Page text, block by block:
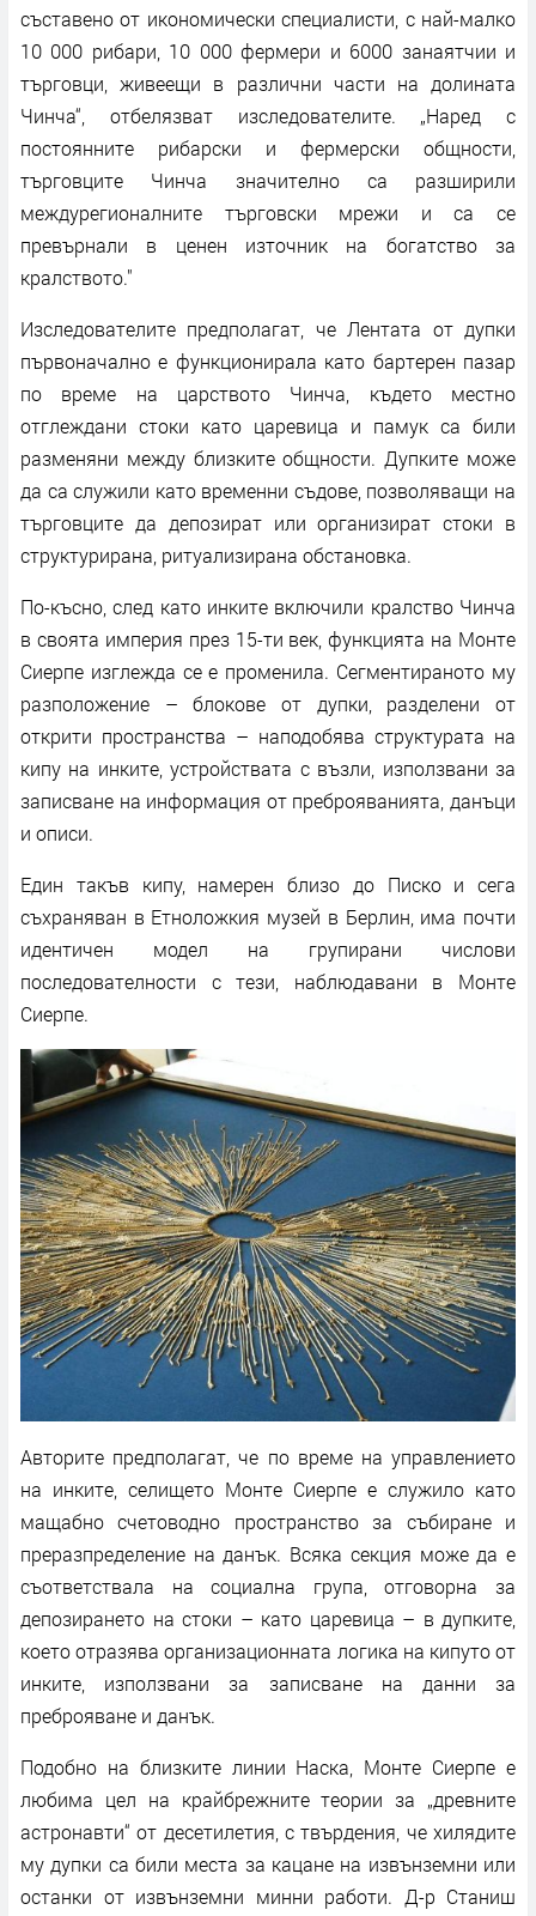
съставено от икономически специалисти, с най-малко
10 000 рибари, 10 000 фермери и 6000 занаятчии и
търговци, живеещи в различни части на долината
Чинча“, отбелязват изследователите. „Наред с
постоянните рибарски и фермерски общности,
търговците Чинча значително са разширили
междурегионалните търговски мрежи и са се
превърнали в ценен източник на богатство за
кралството."
Изследователите предполагат, че Лентата от дупки
първоначално е функционирала като бартерен пазар
по време на царството Чинча, където местно
отглеждани стоки като царевица и памук са били
разменяни между близките общности. Дупките може
да са служили като временни съдове, позволяващи на
търговците да депозират или организират стоки в
структурирана, ритуализирана обстановка.
По-късно, след като инките включили кралство Чинча
в своята империя през 15-ти век, функцията на Монте
Сиерпе изглежда се е променила. Сегментираното му
разположение – блокове от дупки, разделени от
открити пространства – наподобява структурата на
кипу на инките, устройствата с възли, използвани за
записване на информация от преброяванията, данъци
и описи.
Един такъв кипу, намерен близо до Писко и сега
съхраняван в Етноложкия музей в Берлин, има почти
идентичен модел на групирани числови
последователности с тези, наблюдавани в Монте
Сиерпе.
Авторите предполагат, че по време на управлението
на инките, селището Монте Сиерпе е служило като
мащабно счетоводно пространство за събиране и
преразпределение на данък. Всяка секция може да е
съответствала на социална група, отговорна за
депозирането на стоки – като царевица – в дупките,
което отразява организационната логика на кипуто от
инките, използвани за записване на данни за
преброяване и данък.
Подобно на близките линии Наска, Монте Сиерпе е
любима цел на крайбрежните теории за „древните
астронавти“ от десетилетия, с твърдения, че хилядите
му дупки са били места за кацане на извънземни или
останки от извънземни минни работи. Д-р Станиш